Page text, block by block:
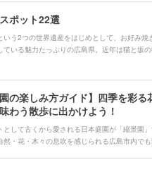
ポット22選
いう2つの世界遺産をはじめとして、お好み焼
ている魅力たっぷりの広島県。近年は猫と坂の
の楽しみ方ガイド】四季を彩る
わう散歩に出かけよう！
して古くから愛される日本庭園が「縮景園」
然・花・木々の息吹を感じられる広島市内で